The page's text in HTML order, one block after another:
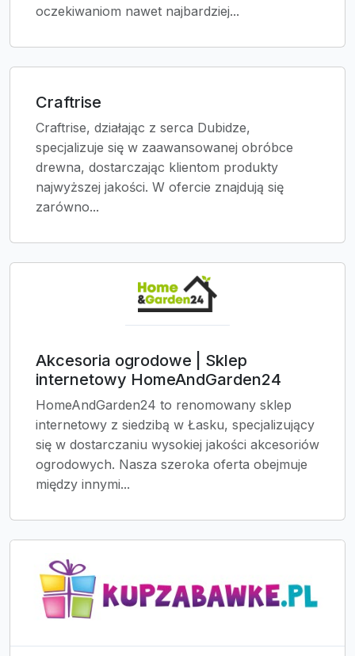
oczekiwaniom nawet najbardziej...
Craftrise
Craftrise, działając z serca Dubidze,
specjalizuje się w zaawansowanej obróbce
drewna, dostarczając klientom produkty
najwyższej jakości. W ofercie znajdują się
zarówno...
Akcesoria ogrodowe | Sklep
internetowy HomeAndGarden24
HomeAndGarden24 to renomowany sklep
internetowy z siedzibą w Łasku, specjalizujący
się w dostarczaniu wysokiej jakości akcesoriów
ogrodowych. Nasza szeroka oferta obejmuje
między innymi...